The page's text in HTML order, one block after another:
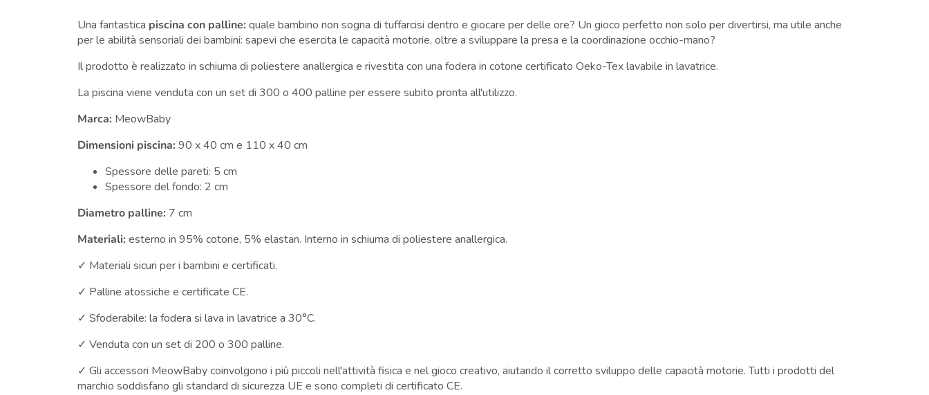
Una fantastica piscina con palline:quale bambino non sogna di tuffarcisi dentro e giocare per delle ore? Un gioco perfetto non solo per divertirsi, ma utile anche
per le abilità sensoriali dei bambini: sapevi che esercita le capacità motorie, oltre a sviluppare la presa e la coordinazione occhio-mano?
Il prodotto è realizzato in schiuma di poliestere anallergica e rivestita con una fodera in cotone certificato Oeko-Tex lavabile in lavatrice.
La piscina viene venduta con un set di 300 o 400 palline per essere subito pronta all'utilizzo.
Marca: MeowBaby
Dimensioni piscina:90 x 40 cm e 110 x 40 cm
Spessore delle pareti: 5 cm
Spessore del fondo: 2 cm
Diametro palline: 7 cm
Materiali:esterno in 95% cotone, 5% elastan. Interno in schiuma di poliestere anallergica.
✓ Materiali sicuri per i bambini e certificati.
✓ Palline atossiche e certificate CE.
✓ Sfoderabile: la fodera si lava in lavatrice a 30°C.
✓ Venduta con un set di 200 o 300 palline.
✓ Gli accessori MeowBaby coinvolgono i più piccoli nell'attività fisica e nel gioco creativo, aiutando il corretto sviluppo delle capacità motorie. Tutti i prodotti del
marchio soddisfano gli standard di sicurezza UE e sono completi di certificato CE.